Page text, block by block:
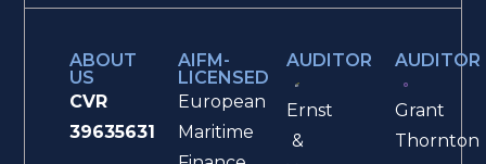
ABOUT
US
CVR
39635631
AIFM-
LICENSED
European
Maritime
AUDITOR
Ernst
&
AUDITOR
Grant
Thornton